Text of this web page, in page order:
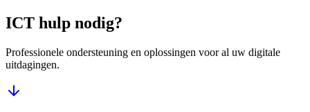
ICT hulp nodig?
Professionele ondersteuning en oplossingen voor al uw digitale
uitdagingen.